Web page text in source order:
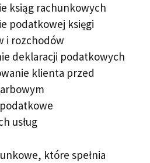
ksiąg rachunkowych
podatkowej księgi
i rozchodów
deklaracji podatkowych
klienta przed
usług
które spełnia